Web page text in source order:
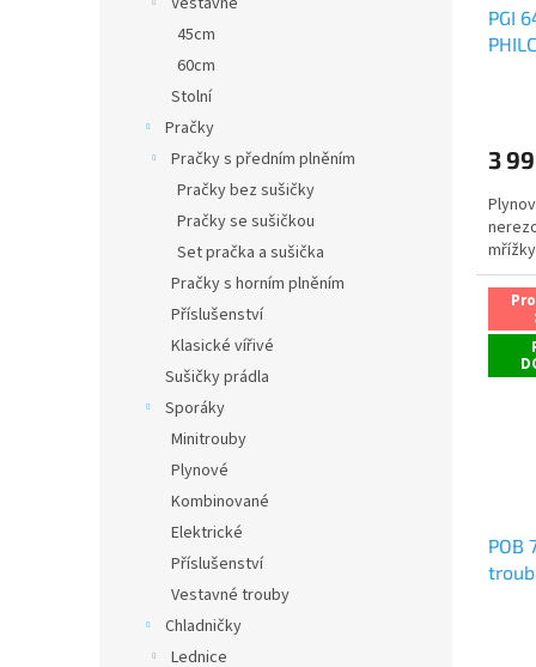
45cm
60cm
Stolní
Pračky
Pračky s předním plněním
Pračky bez sušičky
Pračky se sušičkou
Set pračka a sušička
Pračky s horním plněním
Příslušenství
Klasické vířivé
Sušičky prádla
Sporáky
Minitrouby
Plynové
Kombinované
Elektrické
Příslušenství
Vestavné trouby
Chladničky
Lednice
PGI
3
POB